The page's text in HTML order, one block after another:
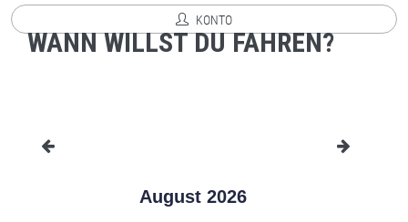
KONTO
WANN WILLST DU FAHREN?
August 2026